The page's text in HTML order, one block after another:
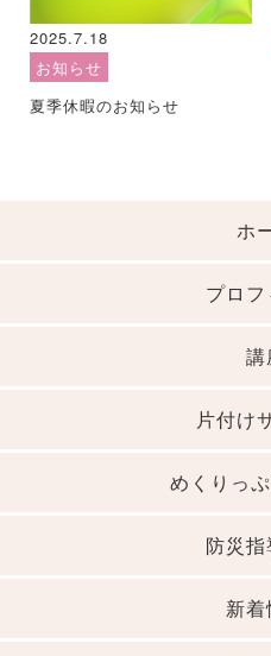
2025.7.18
お知らせ
夏季休暇のお知らせ
ホ
プロ
講
片付け
めくりっぷ
防災
新着